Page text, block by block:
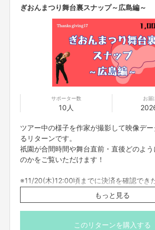
ぎおんまつり舞台裏スナップ～広島編～
サポーター数
10人
お届
ツアー中の様子を作家が撮影して映像デ
るリターンです。
祇󠄀園が合間時間や舞台直前・直後どのよ
のかをご覧いただけます！
※11/20(木)12:00頃までに決済を確認でき
11/24(月)までに送付させていただきます
映されるまでには時間が掛かる場合がご
めの購入をお願いいたします。それ以外
クト終了後に送付させていただきます。
もっと見る
このリターンを購入する